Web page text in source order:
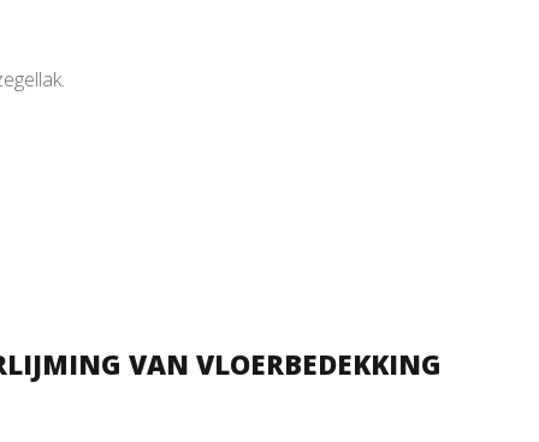
VAN VLOERBEDEKKING